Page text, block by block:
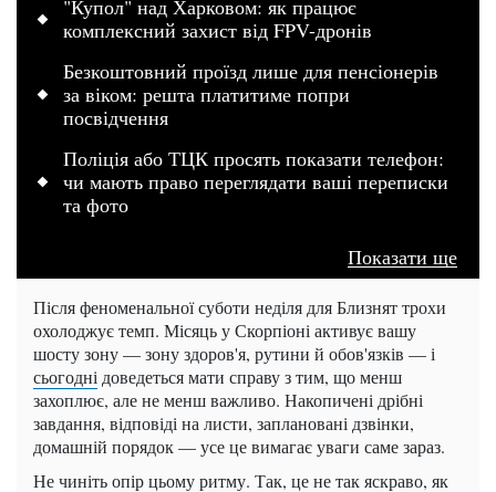
"Купол" над Харковом: як працює
комплексний захист від FPV-дронів
Безкоштовний проїзд лише для пенсіонерів
за віком: решта платитиме попри
посвідчення
Поліція або ТЦК просять показати телефон:
чи мають право переглядати ваші переписки
та фото
Показати ще
Після феноменальної суботи неділя для Близнят трохи
охолоджує темп. Місяць у Скорпіоні активує вашу
шосту зону — зону здоров'я, рутини й обов'язків — і
сьогодні доведеться мати справу з тим, що менш
захоплює, але не менш важливо. Накопичені дрібні
завдання, відповіді на листи, заплановані дзвінки,
домашній порядок — усе це вимагає уваги саме зараз.
Не чиніть опір цьому ритму. Так, це не так яскраво, як